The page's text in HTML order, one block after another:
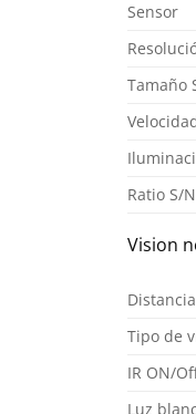
Sensor
Tamaño
Ratio S/N
Vision
Tipo de
IR ON/
Luz